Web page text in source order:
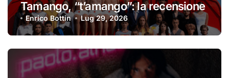
Tamango, “t’amango”: la recensione
Enrico Bottin Lug 29, 2026